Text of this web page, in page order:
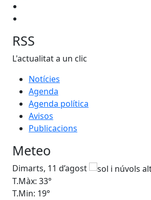
RSS
L'actualitat a un clic
Notícies
Agenda
Agenda política
Avisos
Publicacions
Meteo
Dimarts, 11 d’agost
T.Màx: 33°
T.Min: 19°